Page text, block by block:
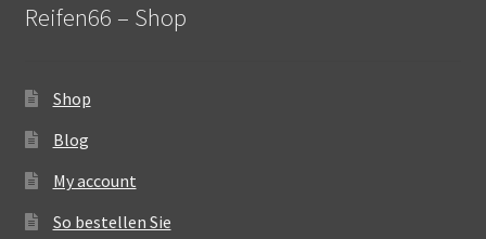
Reifen66 – Shop
Shop
Blog
My account
So bestellen Sie